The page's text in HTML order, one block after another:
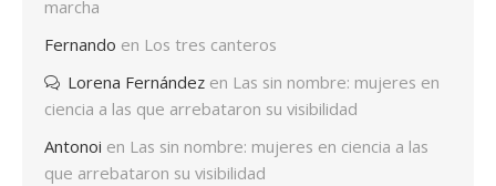
marcha
Fernando en Los tres canteros
Lorena Fernández en Las sin nombre: mujeres en
ciencia a las que arrebataron su visibilidad
Antonoi en Las sin nombre: mujeres en ciencia a las
que arrebataron su visibilidad